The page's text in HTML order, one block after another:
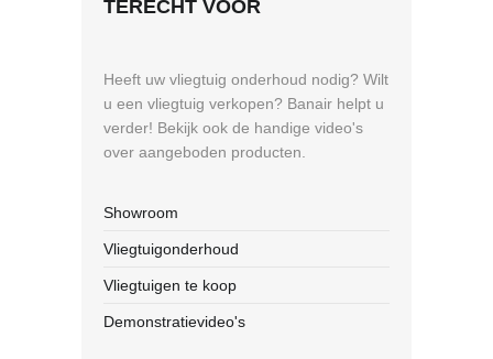
TERECHT VOOR
Heeft uw vliegtuig onderhoud nodig? Wilt
u een vliegtuig verkopen? Banair helpt u
verder! Bekijk ook de handige video's
over aangeboden producten.
Showroom
Vliegtuigonderhoud
Vliegtuigen te koop
Demonstratievideo's